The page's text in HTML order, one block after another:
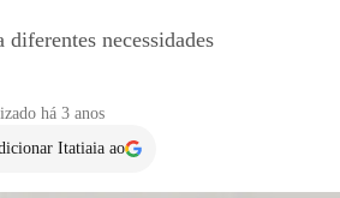
necessidades
há 3 anos
Itatiaia ao